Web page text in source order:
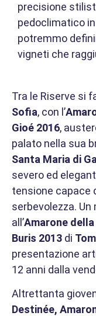
precisione
pedoclimatico
potremmo
vigneti che
Tra le Riserve si
Sofia, con l’
Gioé 2016,
palato nella sua
Santa Maria di
severo ed
tensione capace
serbevolezza.
all’Amarone
Buris 2013 di
presentazione
12 anni dalla
Altrettanta
Destinée,